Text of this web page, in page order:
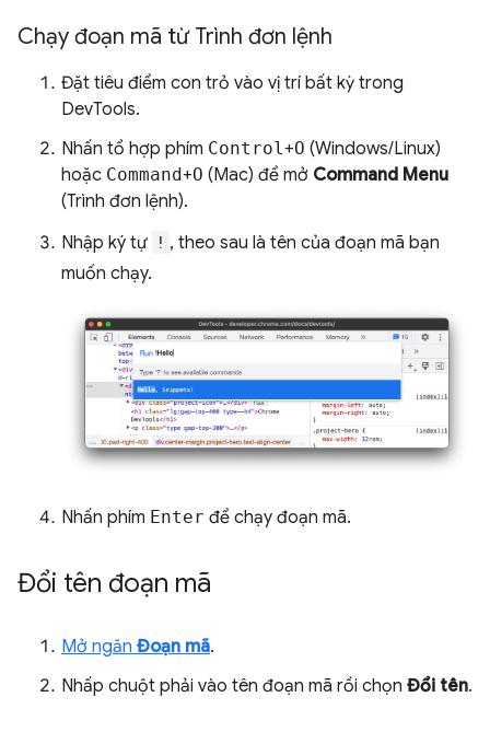
Chạy đoạn mã từ Trình đơn lệnh
Đặt tiêu điểm con trỏ vào vị trí bất kỳ trong
DevTools.
Nhấn tổ hợp phím Control +O (Windows/Linux)
hoặc Command+O (Mac) để mở Command Menu
(Trình đơn lệnh).
Nhập ký tự ! , theo sau là tên của đoạn mã bạn
muốn chạy.
Nhấn phím Enter để chạy đoạn mã.
Đổi tên đoạn mã
Mở ngăn Đoạn mã.
Nhấp chuột phải vào tên đoạn mã rồi chọn Đổi tên.